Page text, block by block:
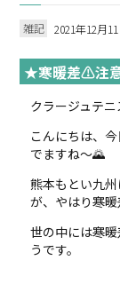
雑記 2021年12月11
★寒暖差⚠注
クラージュテ
こんにちは、
でますね～🌄
熊本もとい九
が、やはり寒
世の中には寒
うです。